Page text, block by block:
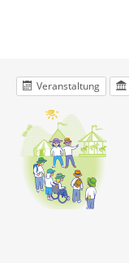
Veranstaltung